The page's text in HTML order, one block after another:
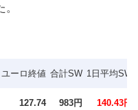
ユーロ終値 合計SW 1日平均SW
127.74 983円 140.43円